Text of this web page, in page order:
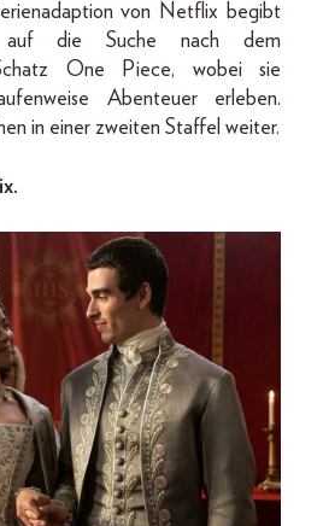
von Netflix begibt
die Suche nach dem
One Piece, wobei sie
Abenteuer erleben.
in einer zweiten Staffel weiter.